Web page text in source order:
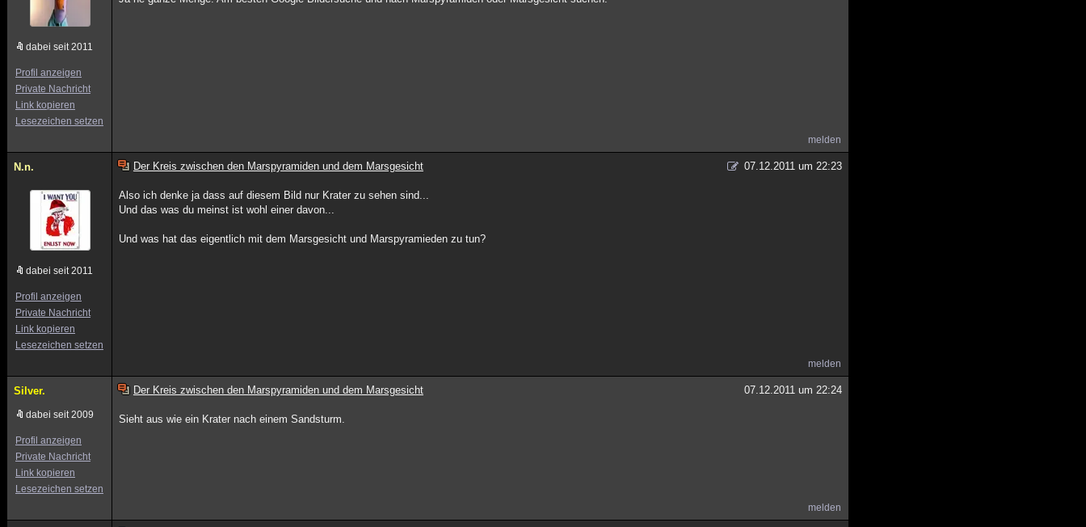
dabei seit 2011
Profil anzeigen
Private Nachricht
Link kopieren
Lesezeichen setzen
melden
N.n.
dabei seit 2011
Profil anzeigen
Private Nachricht
Link kopieren
Lesezeichen setzen
Der Kreis zwischen den Marspyramiden und dem Marsgesicht 07.12.2011 um 22:23
Also ich denke ja dass auf diesem Bild nur Krater zu sehen sind...
Und das was du meinst ist wohl einer davon...
Und was hat das eigentlich mit dem Marsgesicht und Marspyramieden zu tun?
melden
Silver.
dabei seit 2009
Profil anzeigen
Private Nachricht
Link kopieren
Lesezeichen setzen
Der Kreis zwischen den Marspyramiden und dem Marsgesicht 07.12.2011 um 22:24
Sieht aus wie ein Krater nach einem Sandsturm.
melden